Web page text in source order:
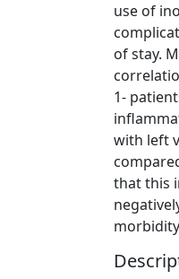
use of
of stay.
1-
with left
that this
morbidity